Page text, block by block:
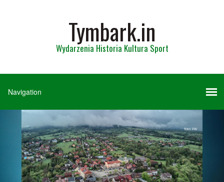
Tymbark.in
Wydarzenia Historia Kultura Sport